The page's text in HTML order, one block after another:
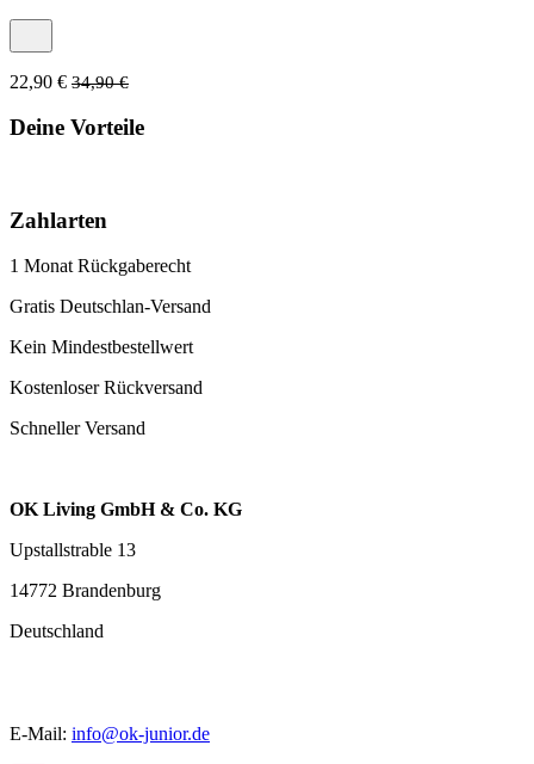
22,90 € 34,90 €
Deine Vorteile
Zahlarten
1 Monat Rückgaberecht
Gratis Deutschlan-Versand
Kein Mindestbestellwert
Kostenloser Rückversand
Schneller Versand
OK Living GmbH & Co. KG
Upstallstrable 13
14772 Brandenburg
Deutschland
E-Mail: info@ok-junior.de